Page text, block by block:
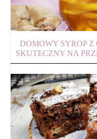
DOMOWY SYROP
SKUTECZNY NA